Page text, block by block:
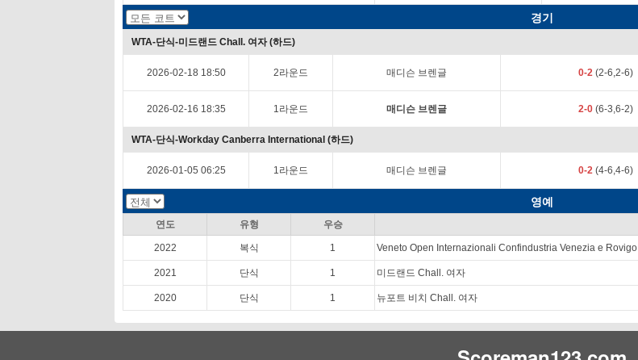
경기
WTA-단식-미드랜드 Chall. 여자 (하드)
2026-02-18 18:50 2라운드 매디슨 브렌글 0-2(2-6,2-6)
2026-02-16 18:35 1라운드 매디슨 브렌글 2-0(6-3,6-2)
WTA-단식-Workday Canberra International (하드)
2026-01-05 06:25 1라운드 매디슨 브렌글 0-2(4-6,4-6)
영예
연도 유형 우승
2022 복식 1 Veneto Open Internazionali Confindustria Venezia e Rovigo
2021 단식 1 미드랜드 Chall. 여자
2020 단식 1 뉴포트 비치 Chall. 여자